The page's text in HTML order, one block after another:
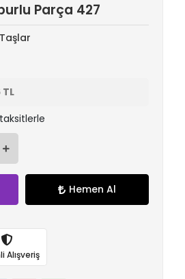
Parça 427
TL
Hemen Al
Alışveriş